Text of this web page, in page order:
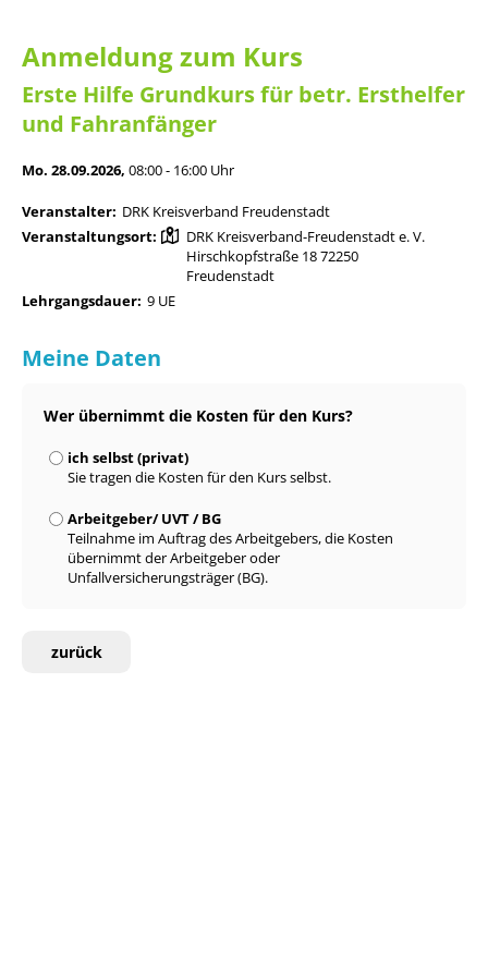
Anmeldung zum Kurs
Erste Hilfe Grundkurs für betr. Ersthelfer
und Fahranfänger
Mo. 28.09.2026, 08:00 - 16:00 Uhr
Veranstalter: DRK Kreisverband Freudenstadt
Veranstaltungsort:
DRK Kreisverband-Freudenstadt e. V.
Hirschkopfstraße 18 72250
Freudenstadt
Lehrgangsdauer: 9 UE
Meine Daten
Wer übernimmt die Kosten für den Kurs?
ich selbst (privat)
Sie tragen die Kosten für den Kurs selbst.
Arbeitgeber/ UVT / BG
Teilnahme im Auftrag des Arbeitgebers, die Kosten
übernimmt der Arbeitgeber oder
Unfallversicherungsträger (BG).
zurück